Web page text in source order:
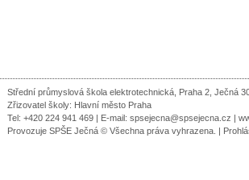
Střední průmyslová škola elektrotechnická, Praha 2, Ječná
Zřizovatel školy: Hlavní město Praha
Tel: +420 224 941 469 | E-mail: spsejecna@spsejecna.cz |
Provozuje SPŠE Ječná © Všechna práva vyhrazena. |